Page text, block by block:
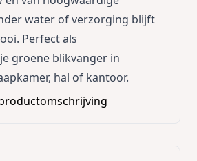
water of verzorging blijft
Perfect als
groene blikvanger in
hal of kantoor.